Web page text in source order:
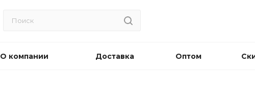
О компании Доставка Оптом